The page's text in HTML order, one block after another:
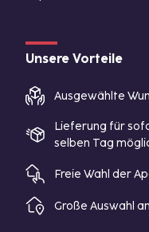
Unsere Vorteile
Ausgewählte
Lieferung für
selben Tag
Freie Wahl der
Große Auswahl